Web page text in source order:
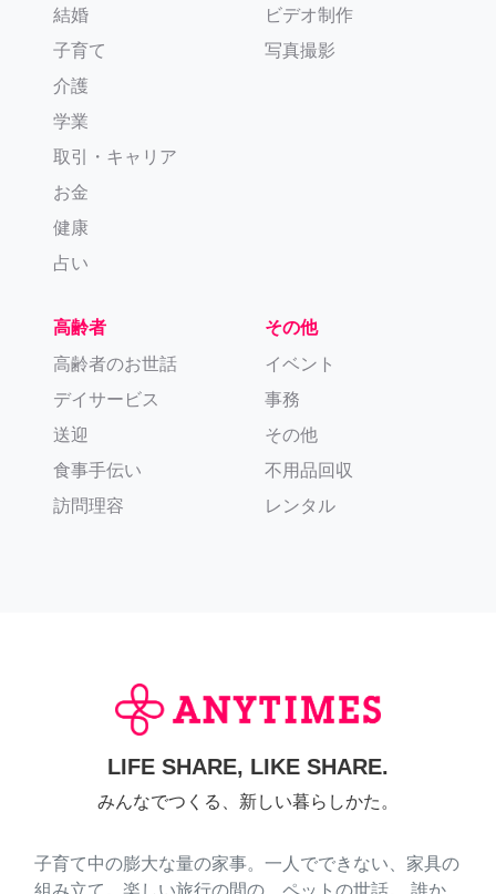
結婚
子育て
介護
学業
取引・キャリア
お金
健康
占い
ビデオ制作
写真撮影
高齢者
高齢者のお世話
デイサービス
送迎
食事手伝い
訪問理容
その他
イベント
事務
その他
不用品回収
レンタル
LIFE SHARE, LIKE SHARE.
みんなでつくる、新しい暮らしかた。
子育て中の膨大な量の家事。一人でできない、家具の
組み立て。楽しい旅行の間の、ペットの世話。 誰か